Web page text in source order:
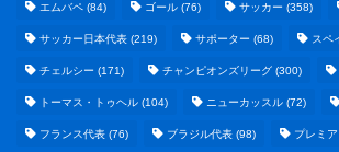
エムバペ (84) ゴール (76) サッカー (358)
サッカー日本代表 (219) サポーター (68) スペ
チェルシー (171) チャンピオンズリーグ (300)
トーマス・トゥヘル (104) ニューカッスル (72)
フランス代表 (76) ブラジル代表 (98) プレミ